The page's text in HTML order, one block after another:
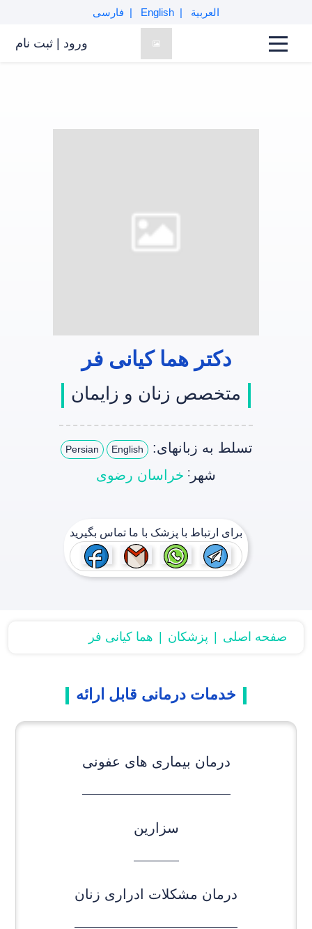
العربية English فارسی
ورود | ثبت نام
دکتر هما کیانی فر
متخصص زنان و زایمان
تسلط به زبانهای: English
Persian
شهر : خراسان رضوی
برای ارتباط با پزشک با ما تماس بگیرید
صفحه اصلی پزشکان هما کیانی فر
خدمات درمانی قابل ارائه
درمان بیماری های عفونی
سزارین
درمان مشکلات ادراری زنان